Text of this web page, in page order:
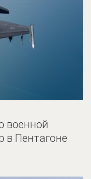
военной
в Пентагоне